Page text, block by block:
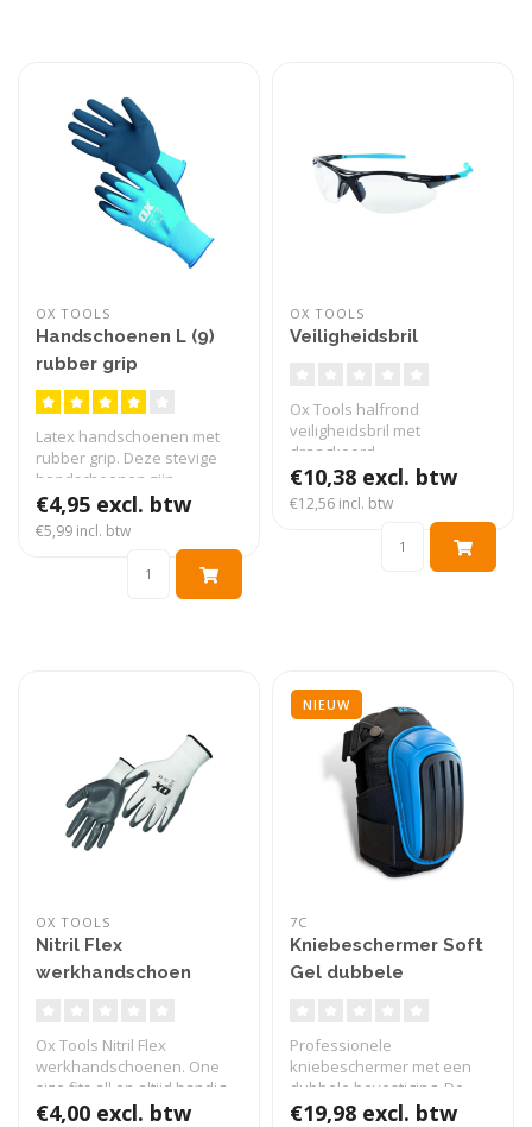
OX TOOLS
Handschoenen L (9)
rubber grip
waterdicht
Latex handschoenen met
rubber grip. Deze stevige
handschoenen zijn
waterdicht. S..
€4,95 excl. btw
€5,99 incl. btw
OX TOOLS
Veiligheidsbril
Ox Tools halfrond
veiligheidsbril met
draagkoord
€10,38 excl. btw
€12,56 incl. btw
OX TOOLS
Nitril Flex
werkhandschoen
Ox Tools Nitril Flex
werkhandschoenen. One
size fits all en altijd handig
om bij..
€4,00 excl. btw
NIEUW
7C
Kniebeschermer Soft
Gel dubbele
Professionele
kniebeschermer met een
dubbele bevestiging. De
kniebeschermer zijn..
€19,98 excl. btw